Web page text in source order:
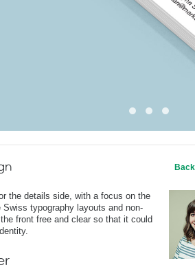
the details side, with a focus on the
typography layouts and non-
front free and clear so that it could